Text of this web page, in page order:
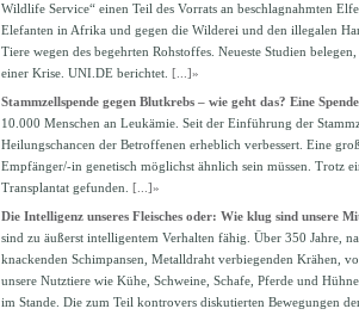
Wildlife Service“ einen Teil des Vorrats an beschlagnahmten
Elefanten in Afrika und gegen die Wilderei und den illegalen
Tiere wegen des begehrten Rohstoffes. Neueste Studien
einer Krise. UNI.DE berichtet. [...]»
Stammzellspende gegen Blutkrebs – wie geht das? Eine
10.000 Menschen an Leukämie. Seit der Einführung der
Heilungschancen der Betroffenen erheblich verbessert. Eine
Empfänger/-in genetisch möglichst ähnlich sein müssen. Trotz
Transplantat gefunden. [...]»
Die Intelligenz unseres Fleisches oder: Wie klug sind unsere
sind zu äußerst intelligentem Verhalten fähig. Über 350 Jahre,
knackenden Schimpansen, Metalldraht verbiegenden Krähen,
unsere Nutztiere wie Kühe, Schweine, Schafe, Pferde und
im Stande. Die zum Teil kontrovers diskutierten Bewegungen